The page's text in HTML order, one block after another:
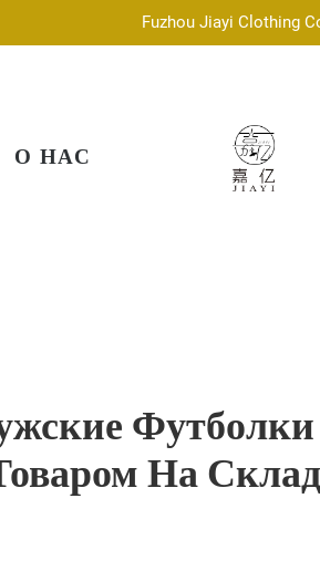
Fuzhou Jiayi Clothing
О НАС
На